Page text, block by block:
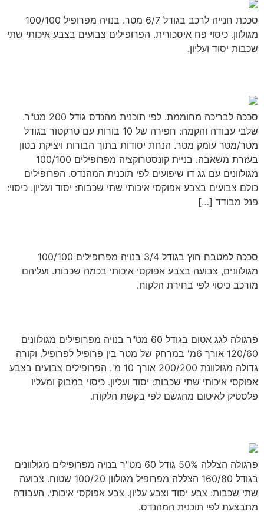
סככת חנייה לרכב בגודל 6/7 מטר. בנויה מפרופיל 100/100
מגולוון. כיסוי פח איסכורית. הפרופילים צבועים בצבע איכותי שתי
שכבות יסוד ועליון.
סככה לבריכה מחוממת. לפי תוכנית מהנדס גודל 200 מט"ר.
שלבי עבודה והקמה: חפירה של 10 בורות עם טרקטור בגודל
מטר/מטר עומק מטר. הנחת יסודות בתוך הבורות ויציקת בטון
בעזרת משאבה. בניית קונסטרוקציה מפרופילים 100/100
מגולוונים עם גג דו שיפועים לפי תוכנית המהנדס. הפרופילים
כולם צבועים בצבע אפוקסי איכותי שתי שכבות: יסוד ועליון. כיסוי:
פנל מבודד […]
סככה למטבח חוץ בגודל 3/4 בנויה מפרופילים 100/100
מגולוונים, צבועה בצבע אפוקסי איכותי בכמה שכבות. ועליהם
מורכב כיסוי לפי בחירת הלקוח.
פרגולה לגג אטום בגודל 60 מט"ר בנויה מפרופילים מגולוונים
120/60 אורך 6מ' במרחק של מטר בין פרופיל לפרופיל. וקורה
גדולה מגולוונת 200/200 אורך 10 מ'. הפרופילים צבועים בצבע
אפוקסי איכותי שתי שכבות: יסוד ועליון. כיסוי במבוק ומעליו
פלסטיק לאיטום מהגשם לפי בקשת הלקוח.
פרגולה הצללה 50% גודל 60 מט"ר בנויה מפרופילים מגולוונים
בגודל 160/80 הצללה מפרופיל מגולוון 100/20 שטוח. צבועה
שתי שכבות: צבע יסוד וצבע עליון. צבע אפוקסי איכותי. העבודה
מתבצעת לפי תוכנית המהנדס.